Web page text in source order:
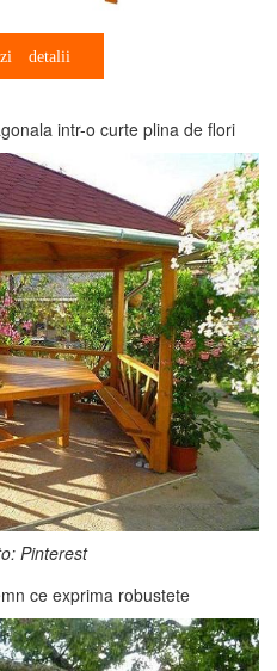
detalii
intr-o curte plina de flori
Pinterest
ce exprima robustete